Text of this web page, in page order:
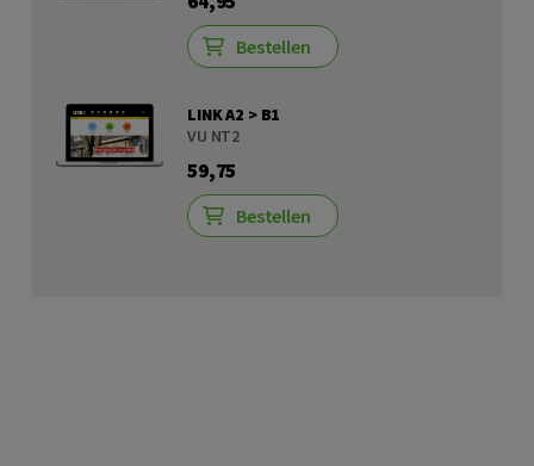
Bestellen
LINK A2 > B1
VU NT2
59,75
Bestellen